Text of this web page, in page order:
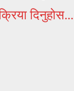
दिनुहोस...